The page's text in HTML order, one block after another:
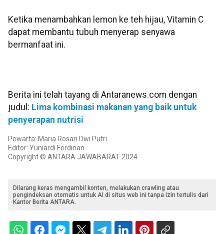
Ketika menambahkan lemon ke teh hijau, Vitamin C
dapat membantu tubuh menyerap senyawa
bermanfaat ini.
Berita ini telah tayang di Antaranews.com dengan
judul: Lima kombinasi makanan yang baik untuk
penyerapan nutrisi
Pewarta: Maria Rosari Dwi Putri
Editor: Yuniardi Ferdinan
Copyright © ANTARA JAWABARAT 2024
Dilarang keras mengambil konten, melakukan crawling atau
pengindeksan otomatis untuk AI di situs web ini tanpa izin tertulis dari
Kantor Berita ANTARA.